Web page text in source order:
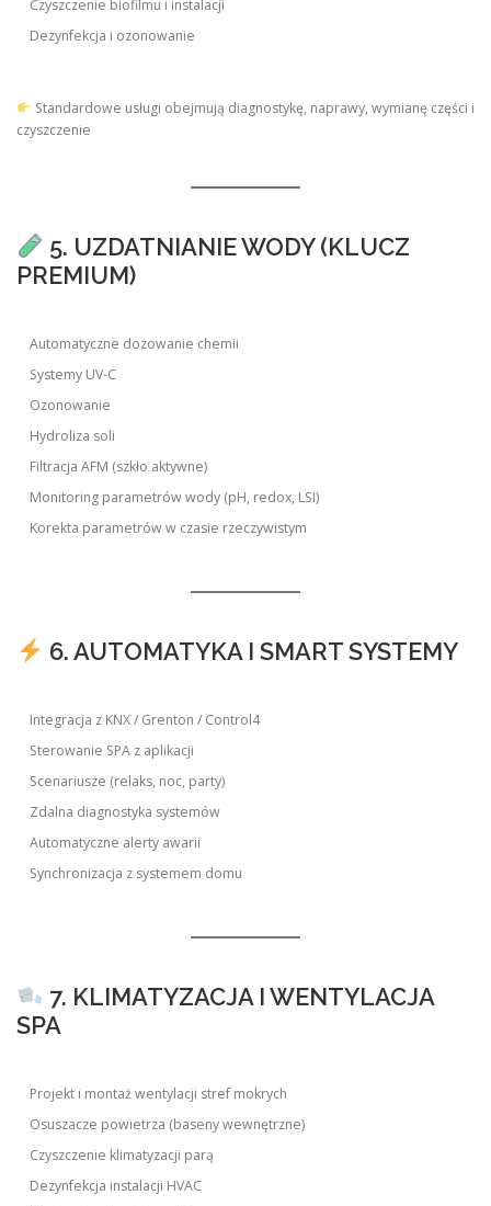
Czyszczenie biofilmu i instalacji
Dezynfekcja i ozonowanie
Standardowe usługi obejmują diagnostykę, naprawy, wymianę części i
czyszczenie
5. UZDATNIANIE WODY (KLUCZ
PREMIUM)
Automatyczne dozowanie chemii
Systemy UV-C
Ozonowanie
Hydroliza soli
Filtracja AFM (szkło aktywne)
Monitoring parametrów wody (pH, redox, LSI)
Korekta parametrów w czasie rzeczywistym
6. AUTOMATYKA I SMART SYSTEMY
Integracja z KNX / Grenton / Control4
Sterowanie SPA z aplikacji
Scenariusze (relaks, noc, party)
Zdalna diagnostyka systemów
Automatyczne alerty awarii
Synchronizacja z systemem domu
7. KLIMATYZACJA I WENTYLACJA
SPA
Projekt i montaż wentylacji stref mokrych
Osuszacze powietrza (baseny wewnętrzne)
Czyszczenie klimatyzacji parą
Dezynfekcja instalacji HVAC